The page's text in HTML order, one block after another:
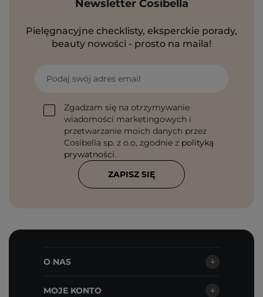
Newsletter Cosibella
Pielęgnacyjne checklisty, eksperckie porady,
beauty nowości - prosto na maila!
Podaj swój adres email
Zgadzam się na otrzymywanie
wiadomości marketingowych i
przetwarzanie moich danych przez
Cosibella sp. z o.o, zgodnie z polityką
prywatności.
ZAPISZ SIĘ
O NAS
MOJE KONTO